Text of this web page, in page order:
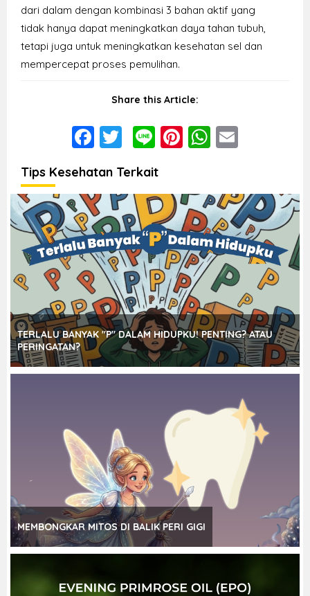
dari dalam dengan kombinasi 3 bahan aktif yang
tidak hanya dapat meningkatkan daya tahan tubuh,
tetapi juga untuk meningkatkan kesehatan sel dan
mempercepat proses pemulihan.
Share this Article:
Facebook
Twitter
LinePinterest
Tips Kesehatan Terkait
TERLALU BANYAK "P" DALAM HIDUPKU! PENTING? ATAU
PERINGATAN?
MEMBONGKAR MITOS DI BALIK PERI GIGI